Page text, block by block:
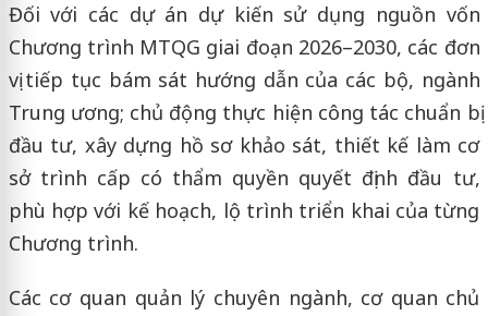
Đối với các dự án dự kiến sử dụng nguồn vốn
Chương trình MTQG giai đoạn 2026–2030, các đơn
vị tiếp tục bám sát hướng dẫn của các bộ, ngành
Trung ương; chủ động thực hiện công tác chuẩn bị
đầu tư, xây dựng hồ sơ khảo sát, thiết kế làm cơ
sở trình cấp có thẩm quyền quyết định đầu tư,
phù hợp với kế hoạch, lộ trình triển khai của từng
Chương trình.
Các cơ quan quản lý chuyên ngành, cơ quan chủ